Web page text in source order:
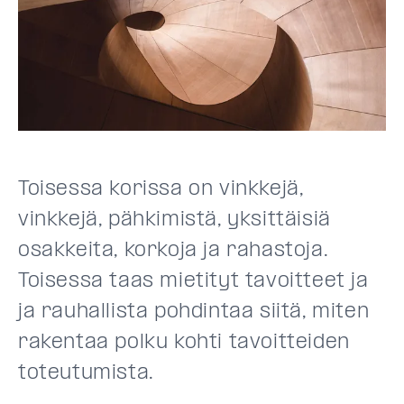
Toisessa korissa on vinkkejä,
vinkkejä, pähkimistä, yksittäisiä
osakkeita, korkoja ja rahastoja.
Toisessa taas mietityt tavoitteet ja
ja rauhallista pohdintaa siitä, miten
rakentaa polku kohti tavoitteiden
toteutumista.